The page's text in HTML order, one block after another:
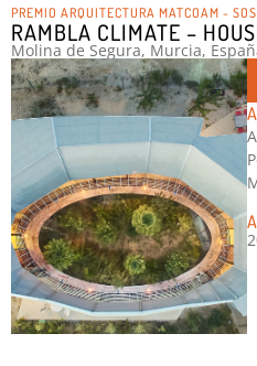
PREMIO ARQUITECTURA MATCOAM -
RAMBLA CLIMATE –
Molina de Segura, Murcia,